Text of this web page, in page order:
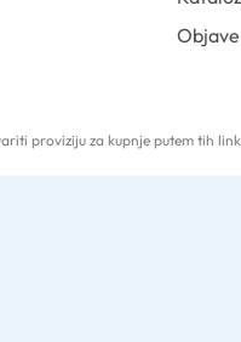
Objave
proviziju za kupnje putem tih